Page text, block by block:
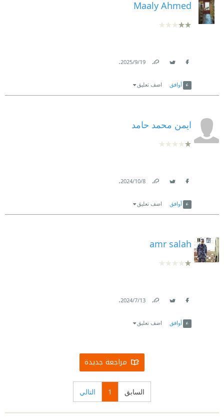
Maaly Ahmed
19‏/9‏/2025
.
أوافق اضف تعليق
ايمن محمد حامد
8‏/10‏/2024
.
أوافق اضف تعليق
amr salah
13‏/7‏/2024
.
أوافق اضف تعليق
مراجعة جديدة
السابق 1 التالي